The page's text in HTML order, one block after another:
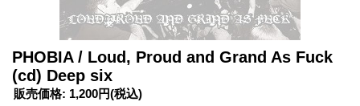
PHOBIA / Loud, Proud and Grand As Fuck
(cd) Deep six
販売価格: 1,200円(税込)